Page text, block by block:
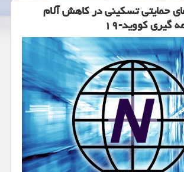
حمایتی تسكینی در كاهش آلام
گیری كووید-۱۹